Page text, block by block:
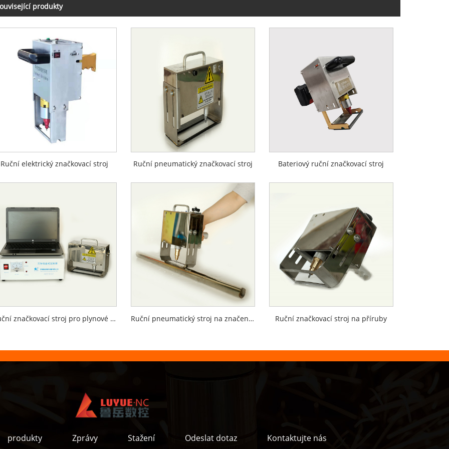
produkty
Ruční elektrický značkovací stroj Ruční pneumatický značkovací stroj Bateriový ruční značkovací stroj
Ruční značkovací stroj pro plynové válce Ruční pneumatický stroj na značení trubek Ruční značkovací stroj na příruby
produkty Zprávy Stažení Odeslat dotaz Kontaktujte nás